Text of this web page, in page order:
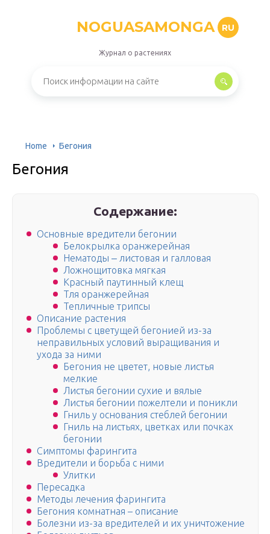
NOGUASAMONGA RU
Журнал о растениях
Home Бегония
Бегония
Содержание:
Основные вредители бегонии
Белокрылка оранжерейная
Нематоды ‒ листовая и галловая
Ложнощитовка мягкая
Красный паутинный клещ
Тля оранжерейная
Тепличные трипсы
Описание растения
Проблемы с цветущей бегонией из-за
неправильных условий выращивания и
ухода за ними
Бегония не цветет, новые листья
мелкие
Листья бегонии сухие и вялые
Листья бегонии пожелтели и поникли
Гниль у основания стеблей бегонии
Гниль на листьях, цветках или почках
бегонии
Симптомы фарингита
Вредители и борьба с ними
Улитки
Пересадка
Методы лечения фарингита
Бегония комнатная – описание
Болезни из-за вредителей и их уничтожение